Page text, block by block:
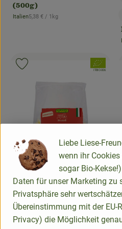
(500g)
, Herkunft:
Italien, Referenzpreis:
5,38 € / 1kg
, Verband:
, Kontrollstelle:
IT-BIO-006
Produkt zu Favouriten hinzufügen
Liebe Liese-
wenn ihr
sogar Bio-
Daten für unser Marketing zu
Privatsphäre sehr
Übereinstimmung mit der
Privacy) die Möglichkeit